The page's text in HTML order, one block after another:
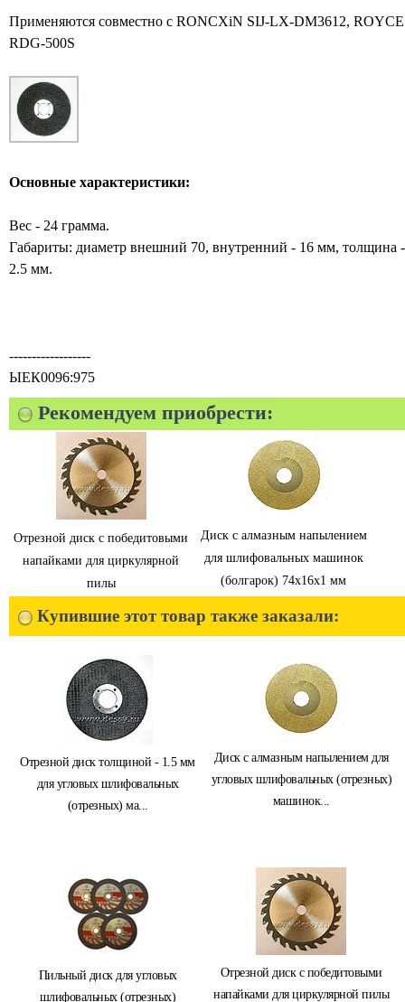
Применяются совместно с RONCXiN SIJ-LX-DM3612, ROYCE
RDG-500S
Основные характеристики:
Вес - 24 грамма.
Габариты: диаметр внешний 70, внутренний - 16 мм, толщина -
2.5 мм.
------------------
ЫЕК0096:975
Рекомендуем приобрести:
Отрезной диск с победитовыми
напайками для циркулярной
пилы
Диск с алмазным напылением
для шлифовальных машинок
(болгарок) 74х16х1 мм
Купившие этот товар также заказали:
Отрезной диск толщиной - 1.5 мм
для угловых шлифовальных
(отрезных) ма...
Диск с алмазным напылением для
угловых шлифовальных (отрезных)
машинок...
Пильный диск для угловых
шлифовальных (отрезных)
Отрезной диск с победитовыми
напайками для циркулярной пилы